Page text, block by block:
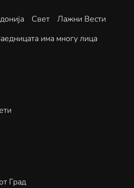
Свет
Лажни Вести
има многу лица
Град